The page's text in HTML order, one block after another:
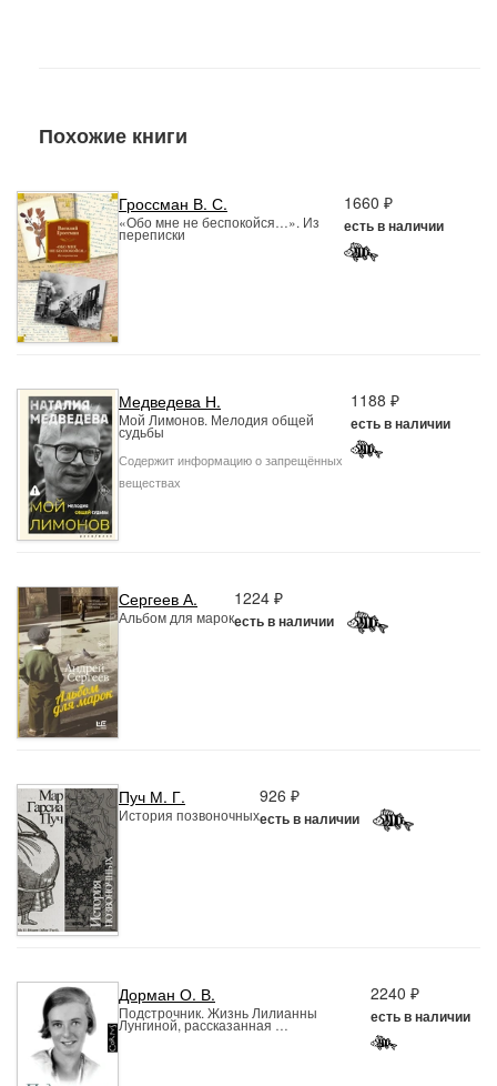
Похожие книги
Гроссман В. С.
«Обо мне не беспокойся…». Из
переписки
1660 ₽
есть в наличии
Медведева Н.
Мой Лимонов. Мелодия общей
судьбы
Содержит информацию о запрещённых
веществах
1188 ₽
есть в наличии
Сергеев А.
Альбом для марок
1224 ₽
есть в наличии
Пуч М. Г.
История позвоночных
926 ₽
есть в наличии
Дорман О. В.
Подстрочник. Жизнь Лилианны
Лунгиной, рассказанная …
2240 ₽
есть в наличии